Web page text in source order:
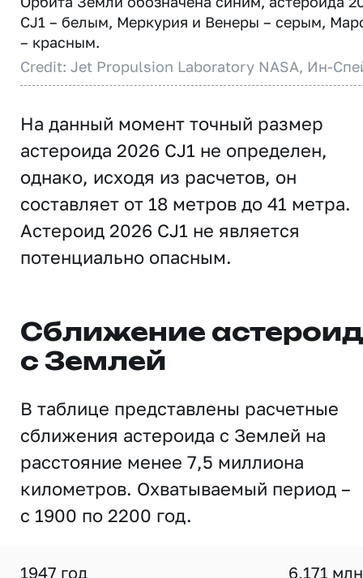
CJ1 – белым, Меркурия и Венеры – серым,
– красным.
Credit: Jet Propulsion Laboratory NASA, Ин-
На данный момент точный размер
астероида 2026 CJ1 не определен,
однако, исходя из расчетов, он
составляет от 18 метров до 41 метра.
Астероид 2026 CJ1 не является
потенциально опасным.
Сближение
с Землей
В таблице представлены расчетные
сближения астероида с Землей на
расстояние менее 7,5 миллиона
километров. Охватываемый период –
с 1900 по 2200 год.
1947 год 6,171